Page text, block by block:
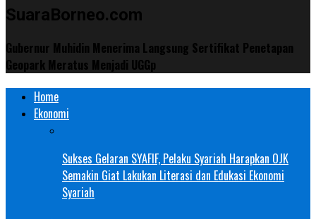
SuaraBorneo.com
Gubernur Muhidin Menerima Langsung Sertifikat Penetapan
Geopark Meratus Menjadi UGGp
Home
Ekonomi
Sukses Gelaran SYAFIF, Pelaku Syariah Harapkan OJK
Semakin Giat Lakukan Literasi dan Edukasi Ekonomi
Syariah